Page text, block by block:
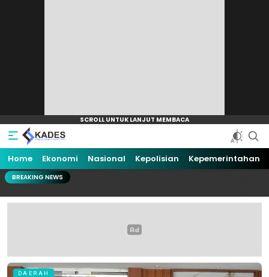
Home Ekonomi Nasional Kepolisian Kepemerintahan
BREAKING NEWS
DAERAH